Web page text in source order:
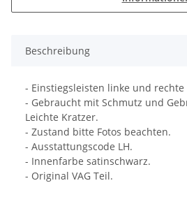
Beschreibung
- Einstiegsleisten linke und rechte
- Gebraucht mit Schmutz und
Leichte Kratzer.
- Zustand bitte Fotos beachten.
- Ausstattungscode LH.
- Innenfarbe satinschwarz.
- Original VAG Teil.